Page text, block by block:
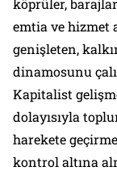
köprüler,
emtia ve hizmet
genişleten,
dinamosunu
Kapitalist
dolayısıyla
harekete
kontrol altına